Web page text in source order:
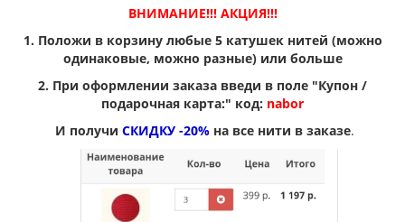
ВНИМАНИЕ!!! АКЦИЯ!!!
1. Положи в корзину любые 5 катушек нитей (можно
одинаковые, можно разные) или больше
2. При оформлении заказа введи в поле "Купон /
подарочная карта:" код: nabor
И получи СКИДКУ -20%на все нити в заказе.